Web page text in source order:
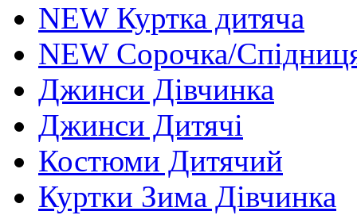
NEW Куртка дитяча
NEW Сорочка/
Джинси Дівчинка
Джинси Дитячі
Костюми Дитячий
Куртки Зима Дівчинка